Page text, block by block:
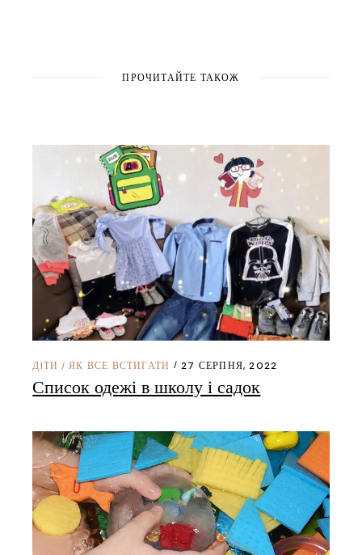
ПРОЧИТАЙТЕ ТАКОЖ
ДIТИ /ЯК ВСЕ ВСТИГАТИ 27 СЕРПНЯ, 2022
Список одежі в школу і садок